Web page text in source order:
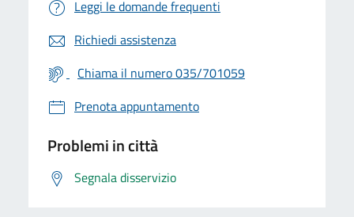
Leggi le domande frequenti
Richiedi assistenza
Chiama il numero 035/701059
Prenota appuntamento
Problemi in città
Segnala disservizio